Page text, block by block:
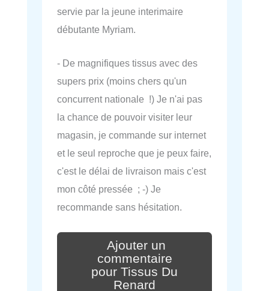
servie par la jeune interimaire
débutante Myriam.
- De magnifiques tissus avec des
supers prix (moins chers qu'un
concurrent nationale !) Je n'ai pas
la chance de pouvoir visiter leur
magasin, je commande sur internet
et le seul reproche que je peux faire,
c'est le délai de livraison mais c'est
mon côté pressée ; -) Je
recommande sans hésitation.
Ajouter un
commentaire
pour Tissus Du
Renard